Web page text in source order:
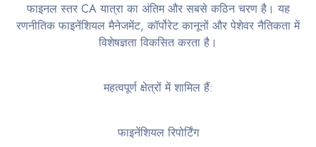
फाइनल स्तर CA यात्रा का अंतिम और सबसे कठिन चरण है। यह
रणनीतिक फाइनेंशियल मैनेजमेंट, कॉर्पोरेट कानूनों और पेशेवर नैतिकता में
विशेषज्ञता विकसित करता है।
महत्वपूर्ण क्षेत्रों में शामिल हैं:
फाइनेंशियल रिपोर्टिंग